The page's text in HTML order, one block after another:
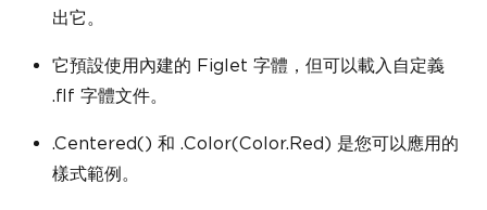
出它。
它預設使用內建的 Figlet 字體，但可以載入自定義
.flf 字體文件。
.Centered() 和 .Color(Color.Red) 是您可以應用的
樣式範例。